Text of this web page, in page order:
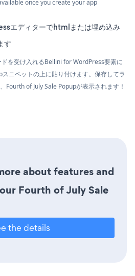
once you create your app
エディターでhtmlまたは埋め込み
す
を受け入れるBellini for WordPress要素に
ニペットの上に貼り付けます。保存してラ
Fourth of July Sale Popupが表示されます！
about features and
Fourth of July Sale
the details